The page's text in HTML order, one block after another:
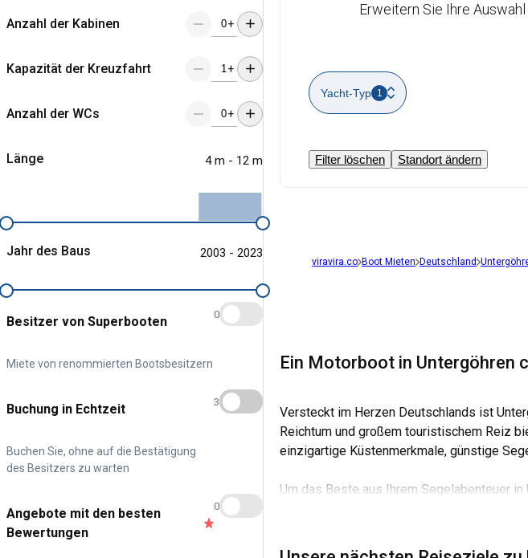
Anzahl der Kabinen +
Kapazität der Kreuzfahrt +
Anzahl der WCs +
Länge 4 m - 12 m
Jahr des Baus 2003 - 2023
Besitzer von Superbooten
Miete von renommierten Bootsbesitzern
0
Buchung in Echtzeit
Buchen Sie, ohne auf die Bestätigung
des Besitzers zu warten
3
Angebote mit den besten
Bewertungen
0
Erweitern Sie Ihre
Yacht-Typ 1
Filter löschen Standort ändern
viravira.co Boot Mieten Deutschland
Ein Motorboot in Untergöhren
Versteckt im Herzen Deutschlands ist
Reichtum und großem touristischem Reiz
einzigartige Küstenmerkmale, günstige
Um das Beste aus Ihrem Segelabenteuer
Gepflogenheiten und den
Bedeutung, atemberaubende
Einblicke in alle Aspekte der